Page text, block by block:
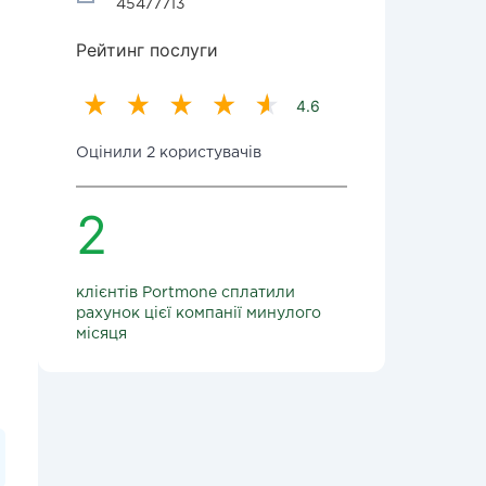
45477713
Рейтинг послуги
4.6
Оцінили 2 користувачів
2
клієнтів Portmone сплатили
рахунок цієї компанії минулого
місяця